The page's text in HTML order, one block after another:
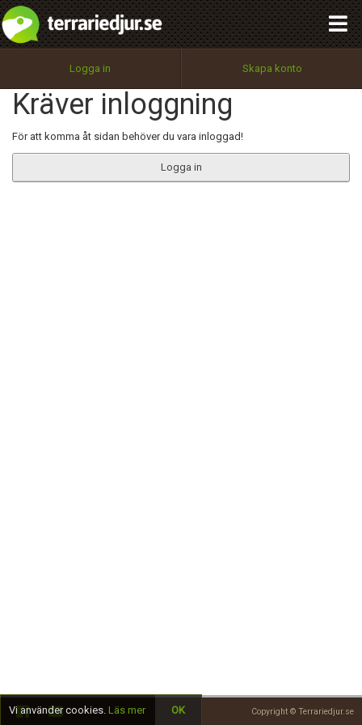
Logga in Skapa konto
Kräver inloggning
För att komma åt sidan behöver du vara inloggad!
Logga in
Copyright © Terrariedjur.se
Utför
100%
OK
integritetspolicy
Namn:
Epost:
Begär nytt lösenord
Tillbaka till förstasidan
Vi använder cookies. Läs mer OK